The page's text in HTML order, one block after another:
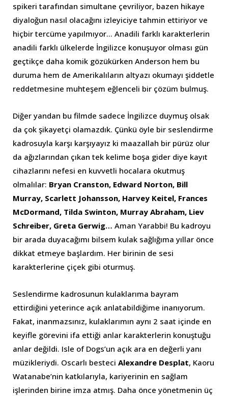
spikeri tarafından simultane çevriliyor, bazen hikaye
diyaloğun nasıl olacağını izleyiciye tahmin ettiriyor ve
hiçbir tercüme yapılmıyor… Anadili farklı karakterlerin
anadili farklı ülkelerde İngilizce konuşuyor olması gün
geçtikçe daha komik gözükürken Anderson hem bu
duruma hem de Amerikalıların altyazı okumayı şiddetle
reddetmesine muhteşem eğlenceli bir çözüm bulmuş.
Diğer yandan bu filmde sadece İngilizce duymuş olsak
da çok şikayetçi olamazdık. Çünkü öyle bir seslendirme
kadrosuyla karşı karşıyayız ki maazallah bir pürüz olur
da ağızlarından çıkan tek kelime boşa gider diye kayıt
cihazlarını nefesi en kuvvetli hocalara okutmuş
olmalılar: Bryan Cranston, Edward Norton, Bill
Murray, Scarlett Johansson, Harvey Keitel, Frances
McDormand, Tilda Swinton, Murray Abraham, Liev
Schreiber, Greta Gerwig… Aman Yarabbi! Bu kadroyu
bir arada duyacağımı bilsem kulak sağlığıma yıllar önce
dikkat etmeye başlardım. Her birinin de sesi
karakterlerine çiçek gibi oturmuş.
Seslendirme kadrosunun kulaklarıma bayram
ettirdiğini yeterince açık anlatabildiğime inanıyorum.
Fakat, inanmazsınız, kulaklarımın aynı 2 saat içinde en
keyifle görevini ifa ettiği anlar karakterlerin konuştuğu
anlar değildi. Isle of Dogs’un açık ara en değerli yanı
müzikleriydi. Oscarlı besteci Alexandre Desplat, Kaoru
Watanabe’nin katkılarıyla, kariyerinin en sağlam
işlerinden birine imza atmış. Daha önce yönetmenin üç